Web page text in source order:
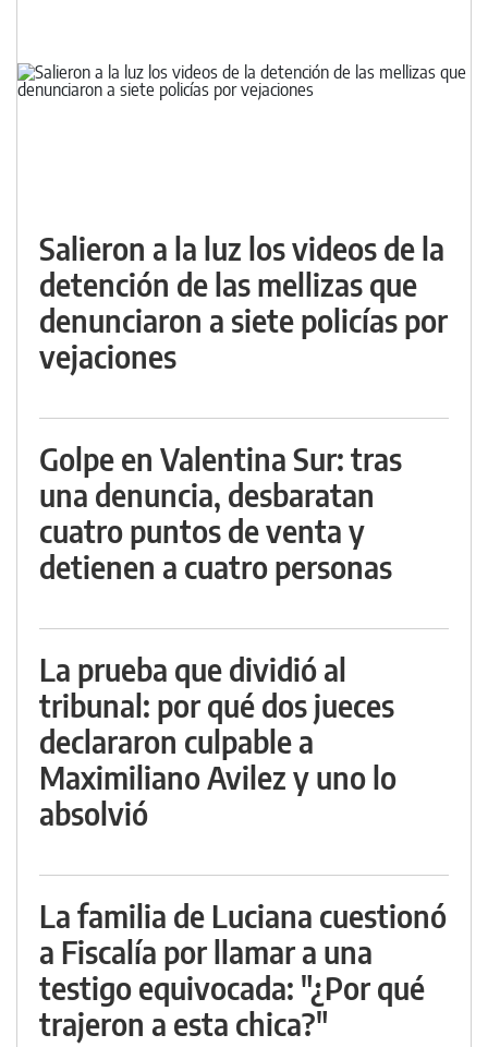
Salieron a la luz los videos de la
detención de las mellizas que
denunciaron a siete policías por
vejaciones
Golpe en Valentina Sur: tras
una denuncia, desbaratan
cuatro puntos de venta y
detienen a cuatro personas
La prueba que dividió al
tribunal: por qué dos jueces
declararon culpable a
Maximiliano Avilez y uno lo
absolvió
La familia de Luciana cuestionó
a Fiscalía por llamar a una
testigo equivocada: "¿Por qué
trajeron a esta chica?"